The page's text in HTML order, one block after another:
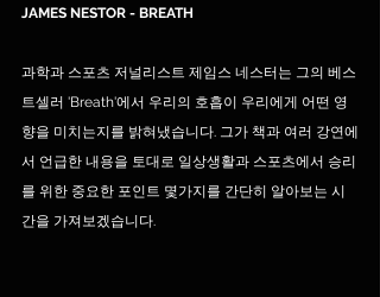
JAMES NESTOR - BREATH
과학과 스포츠 저널리스트 제임스 네스터는 그의 베스
트셀러 'Breath'에서 우리의 호흡이 우리에게 어떤 영
향을 미치는지를 밝혀냈습니다. 그가 책과 여러 강연에
서 언급한 내용을 토대로 일상생활과 스포츠에서 승리
를 위한 중요한 포인트 몇가지를 간단히 알아보는 시
간을 가져보겠습니다.